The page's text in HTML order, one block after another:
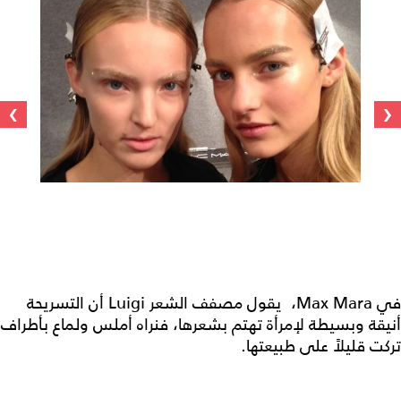
‹
›
في Max Mara، يقول مصفف الشعر Luigi أن التسريحة
أنيقة وبسيطة لإمرأة تهتم بشعرها، فنراه أملس ولماع بأطراف
تركت قليلاً على طبيعتها.